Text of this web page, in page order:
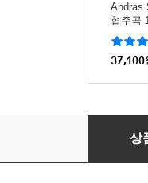
Andras
협주곡
프
Op.15,
37,100
Borodin
상